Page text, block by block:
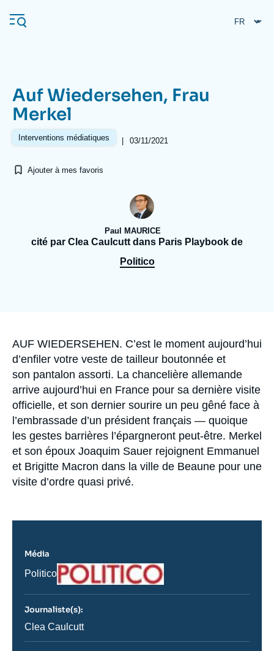
au
contenu
Navigation
principale
L'Ifri
Analyses
Recherches fréquentes
Proche-Orient
Auf Wiedersehen, Frau
Merkel
Interventions médiatiques | 03/11/2021
Ajouter à mes favoris
Paul MAURICE
cité par Clea Caulcutt dans Paris Playbook de
Politico
Accroche
AUF WIEDERSEHEN. C’est le moment aujourd’hui
d’enfiler votre veste de tailleur boutonnée et
son pantalon assorti. La chancelière allemande
arrive aujourd’hui en France pour sa dernière visite
officielle, et son dernier sourire un peu gêné face à
l’embrassade d’un président français — quoique
les gestes barrières l’épargneront peut-être. Merkel
et son époux Joaquim Sauer rejoignent Emmanuel
et Brigitte Macron dans la ville de Beaune pour une
visite d’ordre quasi privé.
Média
Nom
journal,
ou
émission
Politico
Logo
Journaliste(s):
Journaliste
Clea Caulcutt